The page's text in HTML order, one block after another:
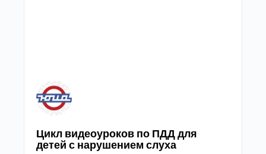
Цикл видеоуроков по ПДД для
детей с нарушением слуха